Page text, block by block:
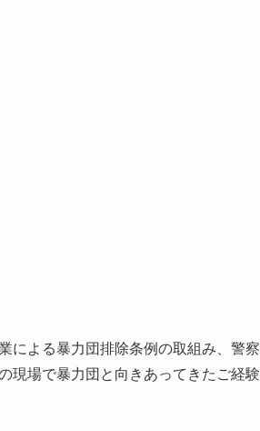
による暴力団排除条例の取組み、警察
現場で暴力団と向きあってきたご経験